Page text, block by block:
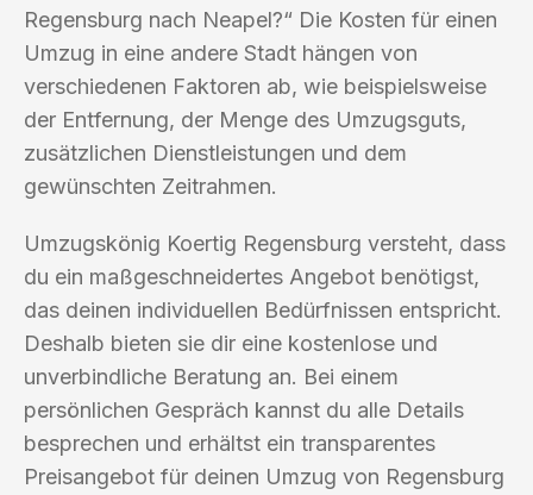
Regensburg nach Neapel?“ Die Kosten für einen
Umzug in eine andere Stadt hängen von
verschiedenen Faktoren ab, wie beispielsweise
der Entfernung, der Menge des Umzugsguts,
zusätzlichen Dienstleistungen und dem
gewünschten Zeitrahmen.
Umzugskönig Koertig Regensburg versteht, dass
du ein maßgeschneidertes Angebot benötigst,
das deinen individuellen Bedürfnissen entspricht.
Deshalb bieten sie dir eine kostenlose und
unverbindliche Beratung an. Bei einem
persönlichen Gespräch kannst du alle Details
besprechen und erhältst ein transparentes
Preisangebot für deinen Umzug von Regensburg